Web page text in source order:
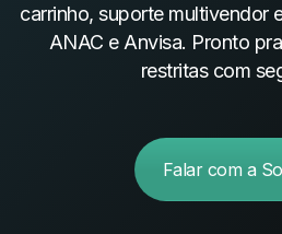
carrinho, suporte multivendor
ANAC e Anvisa. Pronto
restritas com
Falar com a